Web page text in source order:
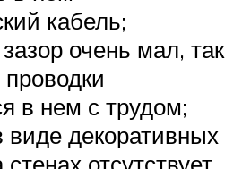
кабель;
очень мал, так
в нем с трудом;
виде декоративных